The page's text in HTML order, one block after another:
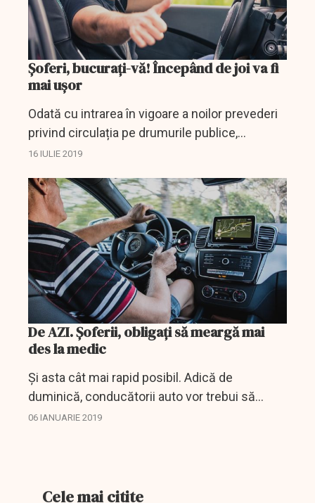
Șoferi, bucurați-vă! Începând de joi va fi
mai ușor
Odată cu intrarea în vigoare a noilor prevederi
privind circulația pe drumurile publice,
conducătorii auto cu permisul suspendat vor
perioadei de...
16 IULIE 2019
De AZI. Șoferii, obligați să meargă mai
des la medic
Și asta cât mai rapid posibil. Adică de
duminică, conducătorii auto vor trebui să
meargă la examinare la sesizarea oricărui
06 IANUARIE 2019
Cele mai citite